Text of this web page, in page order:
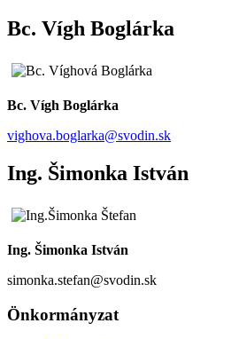
Bc. Vígh Boglárka
Bc. Vígh Boglárka
vighova.boglarka@svodin.sk
Ing. Šimonka István
Ing. Šimonka István
simonka.stefan@svodin.sk
Önkormányzat